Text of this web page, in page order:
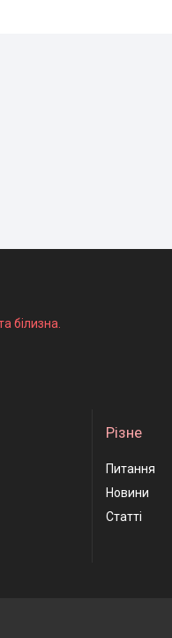
білизна.
Різне
Питання
Новини
Статті